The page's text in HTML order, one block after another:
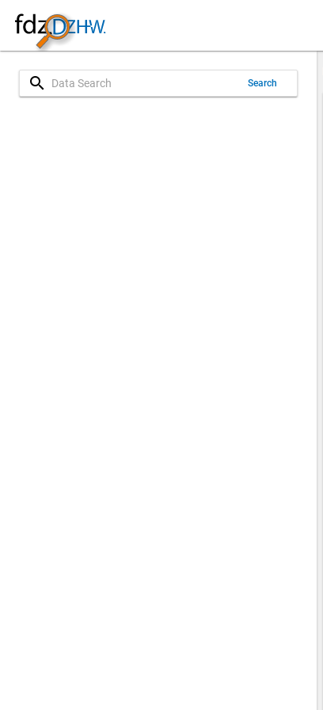
search Search